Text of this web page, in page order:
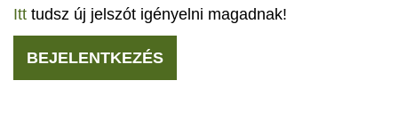
Itt tudsz új jelszót igényelni magadnak!
BEJELENTKEZÉS